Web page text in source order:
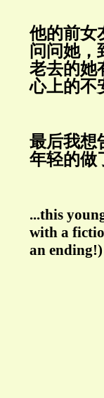
他的前女
问问她，
老去的她
心上的不
最后我想
年轻的做
...this
with a
an ending!)